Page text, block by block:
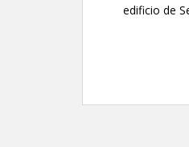
edificio de